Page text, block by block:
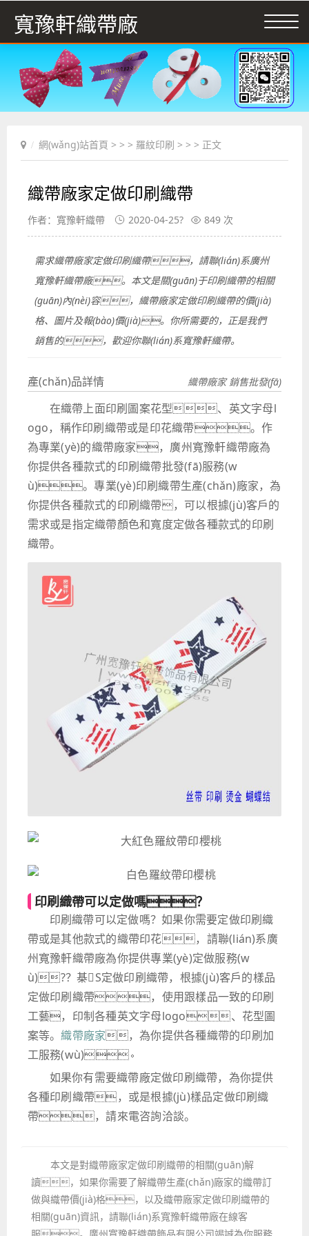
寬豫軒織帶廠
網(wǎng)站首頁 > > > 羅紋印刷 > > > 正文
織帶廠家定做印刷織帶
作者：寬豫軒織帶 2020-04-25? 849 次
需求織帶廠家定做印刷織帶，請聯(lián)系廣州
寬豫軒織帶廠。本文是關(guān)于印刷織帶的相關
(guān)內(nèi)容，織帶廠家定做印刷織帶的價(jià)
格、圖片及報(bào)價(jià)。你所需要的，正是我們
銷售的，歡迎你聯(lián)系寬豫軒織帶。
產(chǎn)品詳情 織帶廠家 銷售批發(fā)
在織帶上面印刷圖案花型、英文字母l
ogo，稱作印刷織帶或是印花織帶。作
為專業(yè)的織帶廠家，廣州寬豫軒織帶廠為
你提供各種款式的印刷織帶批發(fā)服務(w
ù)。專業(yè)印刷織帶生產(chǎn)廠家，為
你提供各種款式的印刷織帶，可以根據(jù)客戶的
需求或是指定織帶顏色和寬度定做各種款式的印刷
織帶。
印刷織帶可以定做嗎？
印刷織帶可以定做嗎？如果你需要定做印刷織
帶或是其他款式的織帶印花，請聯(lián)系廣
州寬豫軒織帶廠為你提供專業(yè)定做服務(w
ù)?？棊S定做印刷織帶，根據(jù)客戶的樣品
定做印刷織帶，使用跟樣品一致的印刷
工藝，印制各種英文字母logo、花型圖
案等。織帶廠家，為你提供各種織帶的印刷加
工服務(wù)。
如果你有需要織帶廠定做印刷織帶，為你提供
各種印刷織帶，或是根據(jù)樣品定做印刷織
帶，請來電咨詢洽談。
本文是對織帶廠家定做印刷織帶的相關(guān)解
讀，如果你需要了解織帶生產(chǎn)廠家的織帶訂
做與織帶價(jià)格，以及織帶廠家定做印刷織帶的
相關(guān)資訊，請聯(lián)系寬豫軒織帶廠在線客